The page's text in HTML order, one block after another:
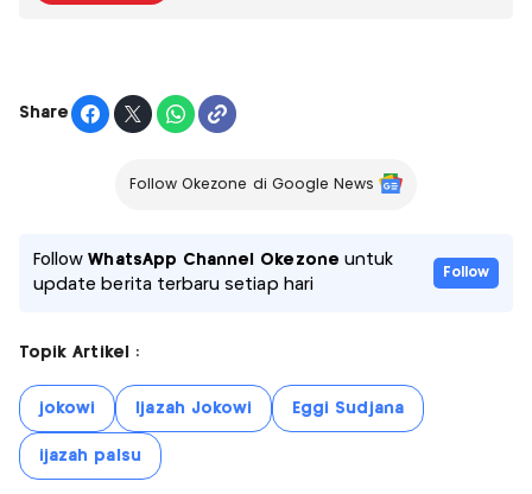
Share
Follow Okezone di Google News
FollowWhatsApp Channel Okezone untuk
update berita terbaru setiap hari
Follow
Topik Artikel :
jokowi Ijazah Jokowi Eggi Sudjana
ijazah palsu